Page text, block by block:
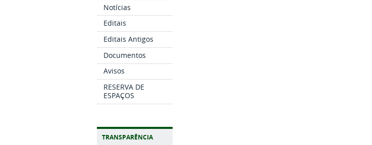
Notícias
Editais
Editais Antigos
Documentos
Avisos
RESERVA DE
ESPAÇOS
TRANSPARÊNCIA